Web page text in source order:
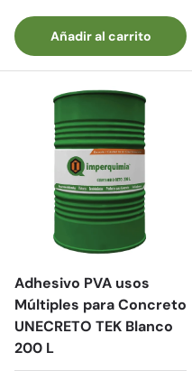
Añadir al carrito
Adhesivo PVA usos
Múltiples para Concreto
UNECRETO TEK Blanco
200 L